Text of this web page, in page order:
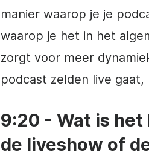
manier waarop je je
waarop je het in het
zorgt voor meer
podcast zelden live
9:20 - Wat is
de liveshow of